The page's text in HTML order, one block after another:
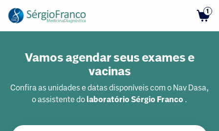
1
Vamos agendar seus exames e
vacinas
Confira as unidades e datas disponíveis com o Nav Dasa,
o assistente dolaboratório Sérgio Franco .